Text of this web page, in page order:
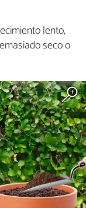
lento,
seco o